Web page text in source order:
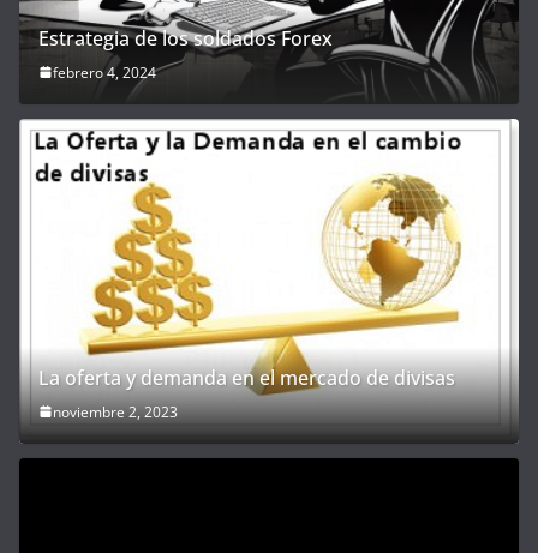
Estrategia de los soldados Forex
febrero 4, 2024
La oferta y demanda en el mercado de divisas
noviembre 2, 2023